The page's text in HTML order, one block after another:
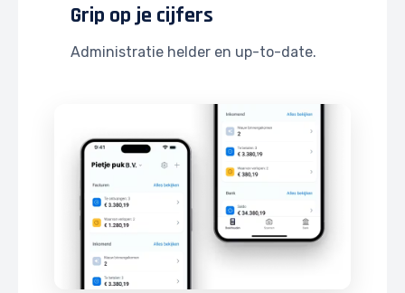
Grip op je cijfers
Administratie helder en up-to-date.